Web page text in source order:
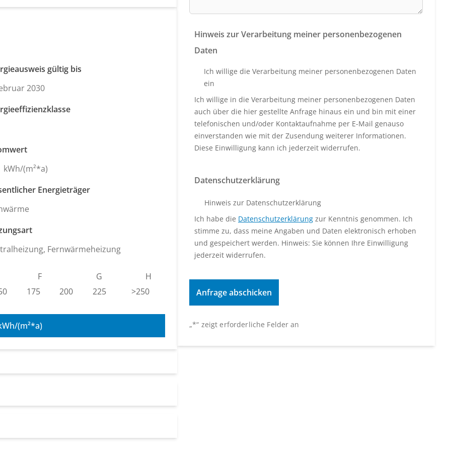
gültig bis
2030
kWh/(m²*a)
Energieträger
Fernwärmeheizung
F G
H
175 200 225 >250
(m²*a) „*“ zeigt erforderliche Felder an
Hinweis zur Verarbeitung meiner personenbezogenen
Daten
Ich willige die Verarbeitung meiner personenbezogenen Daten
ein
Ich willige in die Verarbeitung meiner personenbezogenen Daten
auch über die hier gestellte Anfrage hinaus ein und bin mit einer
telefonischen und/oder Kontaktaufnahme per E-Mail genauso
einverstanden wie mit der Zusendung weiterer Informationen.
Diese Einwilligung kann ich jederzeit widerrufen.
Datenschutzerklärung
Hinweis zur Datenschutzerklärung
Ich habe die Datenschutzerklärung zur Kenntnis genommen. Ich
stimme zu, dass meine Angaben und Daten elektronisch erhoben
und gespeichert werden. Hinweis: Sie können Ihre Einwilligung
jederzeit widerrufen.